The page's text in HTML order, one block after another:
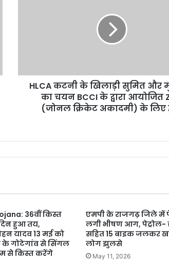
HLCA कटनी के खिलाड़ी सुमित और
का चयन BCCI के द्वारा आयोजित
(जोनल क्रिकेट अकादमी) के
36वीं किस्त
हुआ तय,
यादव 13 मई को
के गोटेगांव से सिंगल
से किस्त करेंगे
एमपी के राजगढ़ जिले में
लगी भीषण आग,
सहित 15 बाइक जलकर
लोग झुलसे
May 11, 2026